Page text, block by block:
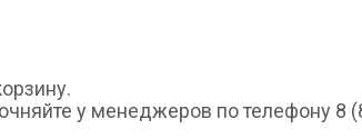
у менеджеров по телефону 8